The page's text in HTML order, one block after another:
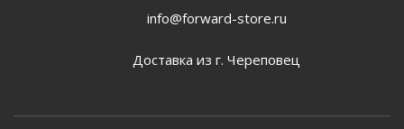
info@forward-store.ru
Доставка из г. Череповец